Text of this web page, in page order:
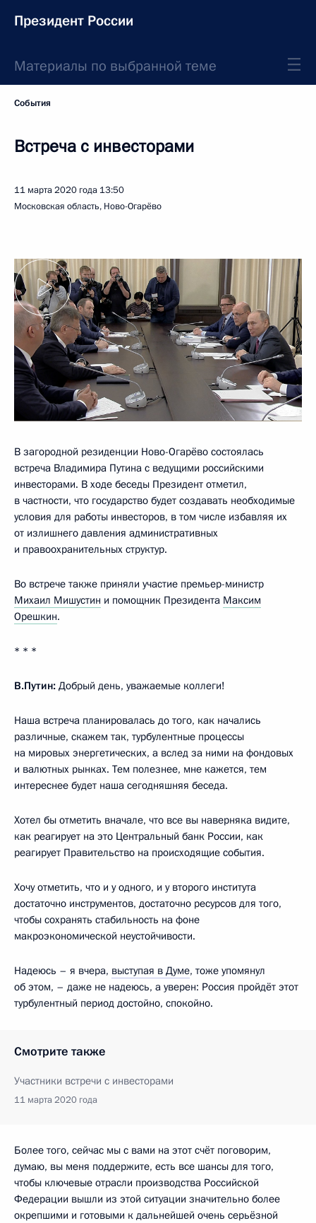
Президент России
Материалы по выбранной теме
События
Встреча с инвесторами
11 марта 2020 года 13:50
Московская область, Ново-Огарёво
В загородной резиденции Ново-Огарёво состоялась
встреча Владимира Путина с ведущими российскими
инвесторами. В ходе беседы Президент отметил,
в частности, что государство будет создавать необходимые
условия для работы инвесторов, в том числе избавляя их
от излишнего давления административных
и правоохранительных структур.
Во встрече также приняли участие премьер-министр
Михаил Мишустин и помощник Президента Максим
Орешкин.
* * *
В.Путин: Добрый день, уважаемые коллеги!
Наша встреча планировалась до того, как начались
различные, скажем так, турбулентные процессы
на мировых энергетических, а вслед за ними на фондовых
и валютных рынках. Тем полезнее, мне кажется, тем
интереснее будет наша сегодняшняя беседа.
Хотел бы отметить вначале, что все вы наверняка видите,
как реагирует на это Центральный банк России, как
реагирует Правительство на происходящие события.
Хочу отметить, что и у одного, и у второго института
достаточно инструментов, достаточно ресурсов для того,
чтобы сохранять стабильность на фоне
макроэкономической неустойчивости.
Надеюсь – я вчера, выступая в Думе, тоже упомянул
об этом, – даже не надеюсь, а уверен: Россия пройдёт этот
турбулентный период достойно, спокойно.
Смотрите также
Участники встречи с инвесторами
11 марта 2020 года
Более того, сейчас мы с вами на этот счёт поговорим,
думаю, вы меня поддержите, есть все шансы для того,
чтобы ключевые отрасли производства Российской
Федерации вышли из этой ситуации значительно более
окрепшими и готовыми к дальнейшей очень серьёзной